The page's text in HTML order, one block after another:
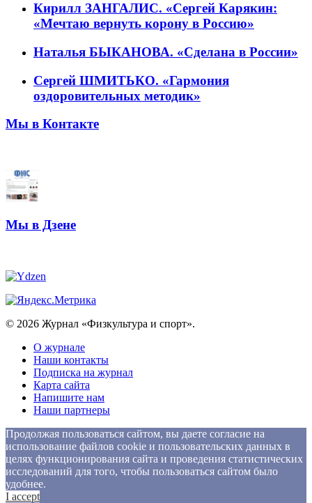
Кирилл ЗАНГАЛИС. «Сергей Карякин:
«Мечтаю вернуть корону в Россию»
Наталья БЫКАНОВА. «Сделана в России»
Сергей ШМИТЬКО. «Гармония
оздоровительных методик»
Мы в Контакте
Мы в Дзене
© 2026 Журнал «Физкультура и спорт».
О журнале
Наши контакты
Подписка на журнал
Карта сайта
Напишите нам
Наши партнеры
Продолжая пользоваться сайтом, вы даете согласие на
использование файлов cookie и пользовательских данных в
целях функционирования сайта и проведения статистических
исследований для того, чтобы пользоваться сайтом было
удобнее.
I accept